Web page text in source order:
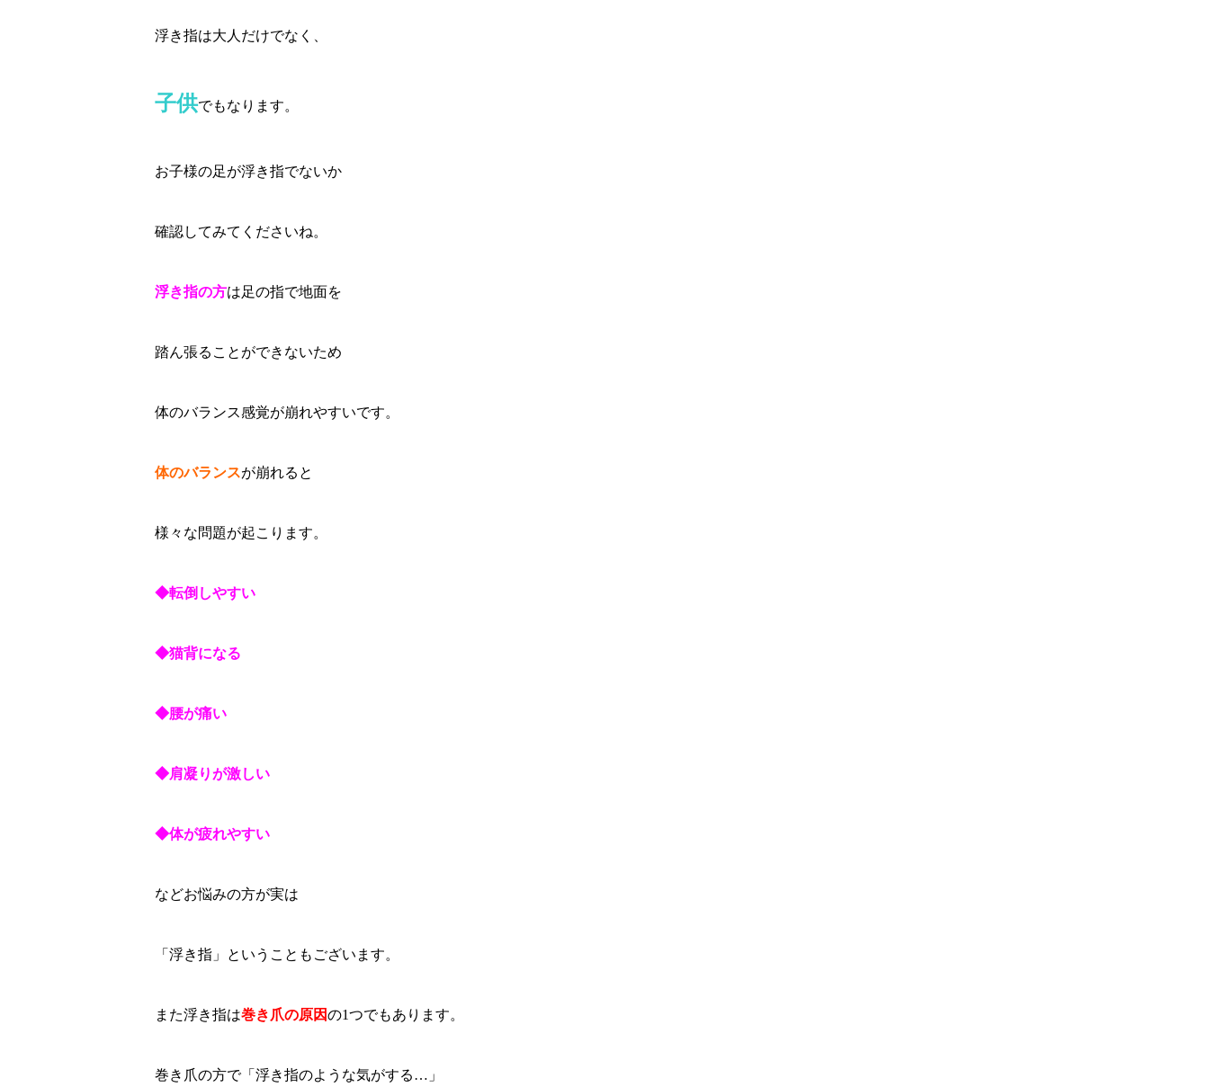
浮き指は大人だけでなく、
子供でもなります。
お子様の足が浮き指でないか
確認してみてくださいね。
浮き指の方は足の指で地面を
踏ん張ることができないため
体のバランス感覚が崩れやすいです。
体のバランスが崩れると
様々な問題が起こります。
◆転倒しやすい
◆猫背になる
◆腰が痛い
◆肩凝りが激しい
◆体が疲れやすい
などお悩みの方が実は
「浮き指」ということもございます。
また浮き指は巻き爪の原因の1つでもあります。
巻き爪の方で「浮き指のような気がする…」